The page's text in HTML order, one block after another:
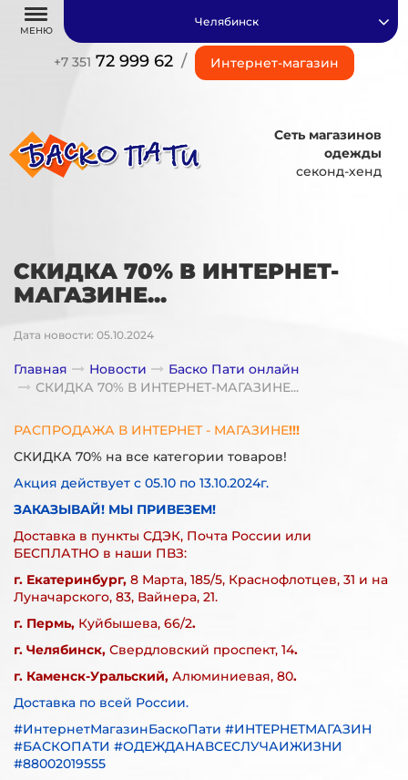
МЕНЮ
+7 351 72 999 62 / Интернет-магазин
Челябинск
Сеть магазинов
одежды
секонд-хенд
СКИДКА 70% В ИНТЕРНЕТ-
МАГАЗИНЕ...
Дата новости: 05.10.2024
Главная Новости
Баско Пати онлайн
СКИДКА 70% В ИНТЕРНЕТ-МАГАЗИНЕ...
РАСПРОДАЖА В ИНТЕРНЕТ - МАГАЗИНЕ!!!
СКИДКА 70% на все категории товаров!
Акция действует с 05.10 по 13.10.2024г.
ЗАКАЗЫВАЙ! МЫ ПРИВЕЗЕМ!
Доставка в пункты СДЭК, Почта России или
БЕСПЛАТНО в наши ПВЗ:
г. Екатеринбург, 8 Марта, 185/5, Краснофлотцев, 31 и на
Луначарского, 83, Вайнера, 21.
г. Пермь, Куйбышева, 66/2.
г. Челябинск, Свердловский проспект, 14.
г. Каменск-Уральский, Алюминиевая, 80.
Доставка по всей России.
#ИнтернетМагазинБаскоПати #ИНТЕРНЕТМАГАЗИН
#БАСКОПАТИ #ОДЕЖДАНАВСЕСЛУЧАИЖИЗНИ
#88002019555